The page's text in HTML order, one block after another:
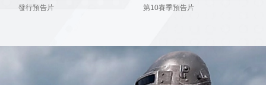
發行預告片 第10賽季預告片